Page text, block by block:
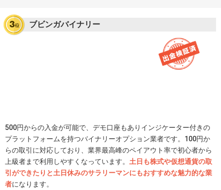
ブビンガバイナリー
500円からの入金が可能で、デモ口座もありインジケーター付きの
プラットフォームを持つバイナリーオプション業者です。100円か
らの取引に対応しており、業界最高峰のペイアウト率で初心者から
上級者まで利用しやすくなっています。 土日も株式や仮想通貨の取
引ができたりと土日休みのサラリーマンにもおすすめな魅力的な業
者になります。